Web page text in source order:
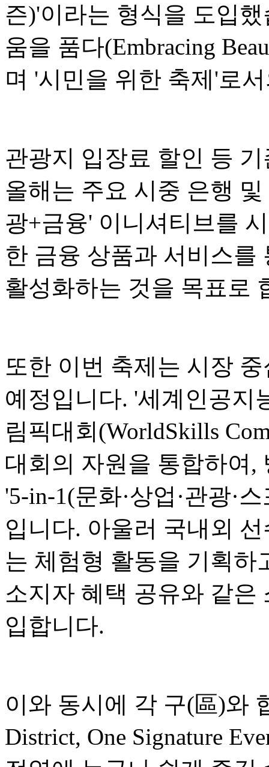
즌)'이라는 형식을 도입
움을 품다(Embracing
며 '시민을 위한 축제'로
관광지 입장료 할인 등
올해는 주요 시중 은행
광+금융' 이니셔티브를
한 금융 상품과 서비스를
활성화하는 것을 목표로
또한 이번 축제는 시장
예정입니다. '세계인공지
림픽대회(WorldSkills
대회의 자원을 통합하여,
'5-in-1(문화·상업·관광·
입니다. 아울러 국내외
는 체험형 활동을 기획하
소지자 혜택 공유와 같은
입합니다.
이와 동시에 각 구(區)와
District, One Signature